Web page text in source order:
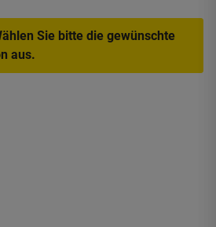
Sie bitte die gewünschte
aus.